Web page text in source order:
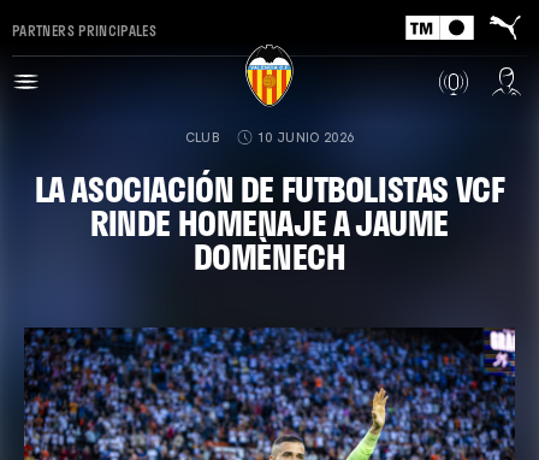
PARTNERS PRINCIPALES
CLUB 10 JUNIO 2026
LA ASOCIACIÓN DE FUTBOLISTAS VCF
RINDE HOMENAJE A JAUME
DOMÈNECH